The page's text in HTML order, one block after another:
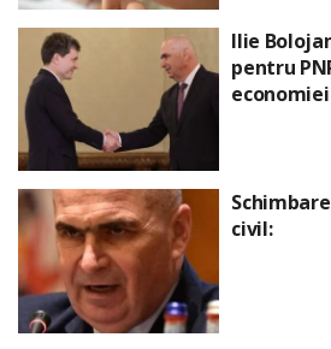
Ilie
pentru
economiei
civil: